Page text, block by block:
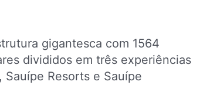
gigantesca com 1564
divididos em três experiências
Resorts e Sauípe